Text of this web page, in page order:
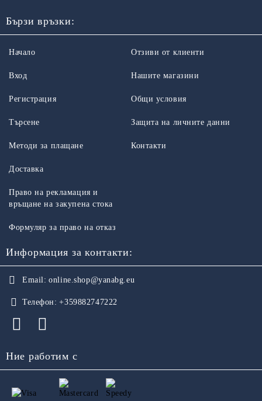
Бързи връзки:
Начало
Вход
Регистрация
Търсене
Отзиви от клиенти
Нашите магазини
Общи условия
Защита на личните данни
Методи за плащане
Доставка
Право на рекламация и
връщане на закупена стока
Формуляр за право на отказ
Контакти
Информация за контакти:
Email: online.shop@yanabg.eu
Телефон: +359882747222
Ние работим с